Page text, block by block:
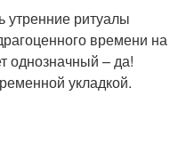
утренние ритуалы
времени на
однозначный – да!
укладкой.